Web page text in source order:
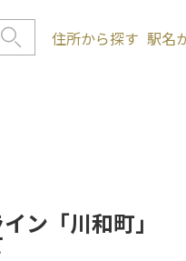
住所から探す 駅名
ン「川和町」